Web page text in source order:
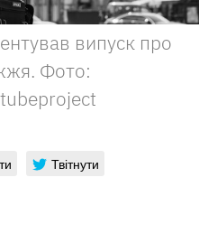
випуск про
Фото:
Твітнути